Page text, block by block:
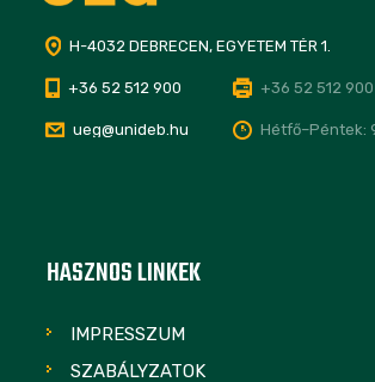
H-4032 DEBRECEN, EGYETEM TÉR 1.
+36 52 512 900 +36 52 512 900
ueg@unideb.hu Hétfő–Péntek:
HASZNOS LINKEK
IMPRESSZUM
SZABÁLYZATOK